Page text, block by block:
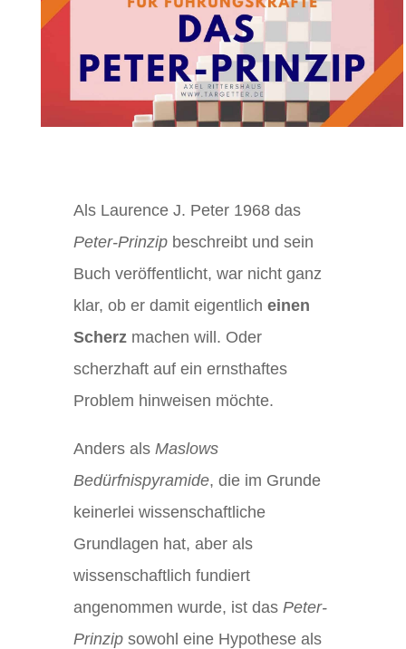
Als Laurence J. Peter 1968 das
Peter-Prinzipbeschreibt und sein
Buch veröffentlicht, war nicht ganz
klar, ob er damit eigentlich einen
Scherzmachen will. Oder
scherzhaft auf ein ernsthaftes
Problem hinweisen möchte.
Anders als Maslows
Bedürfnispyramide, die im Grunde
keinerlei wissenschaftliche
Grundlagen hat, aber als
wissenschaftlich fundiert
angenommen wurde, ist das Peter-
Prinzipsowohl eine Hypothese als